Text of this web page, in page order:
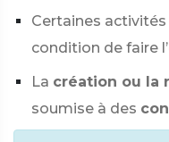
Certaines
condition de faire
La création ou la
soumise à des